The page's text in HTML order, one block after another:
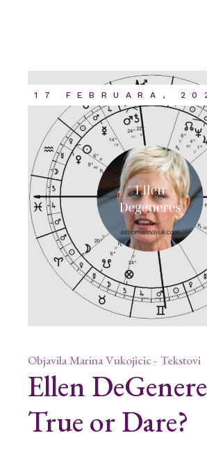
17 FEBRUARA,
ObjavilaMarina Vukojicic Tekstovi
Ellen
True or Dare?